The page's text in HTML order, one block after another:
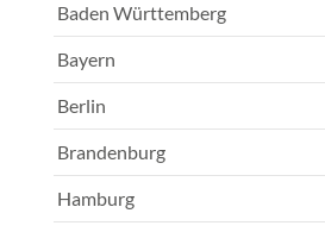
Baden Württemberg
Bayern
Berlin
Brandenburg
Hamburg